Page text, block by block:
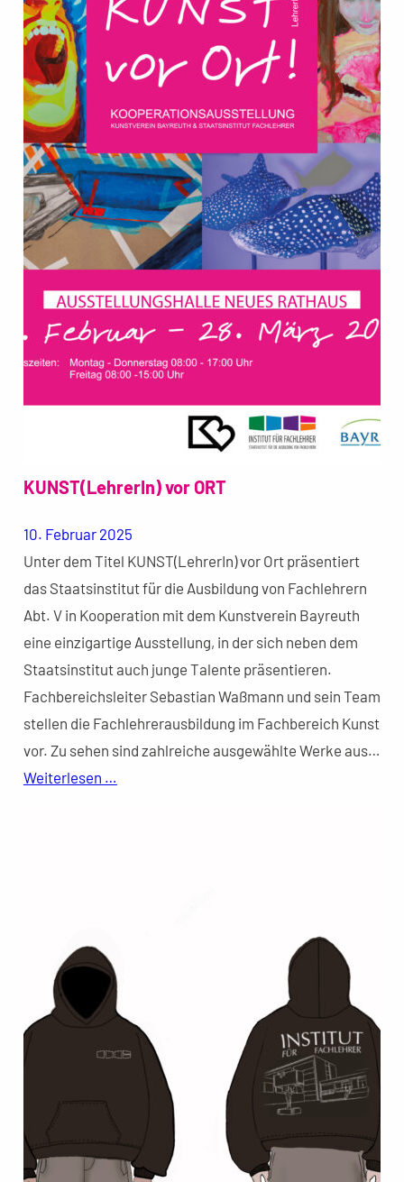
KUNST(LehrerIn) vor ORT
10. Februar 2025
Unter dem Titel KUNST(LehrerIn) vor Ort präsentiert
das Staatsinstitut für die Ausbildung von Fachlehrern
Abt. V in Kooperation mit dem Kunstverein Bayreuth
eine einzigartige Ausstellung, in der sich neben dem
Staatsinstitut auch junge Talente präsentieren.
Fachbereichsleiter Sebastian Waßmann und sein Team
stellen die Fachlehrerausbildung im Fachbereich Kunst
vor. Zu sehen sind zahlreiche ausgewählte Werke aus…
Weiterlesen …